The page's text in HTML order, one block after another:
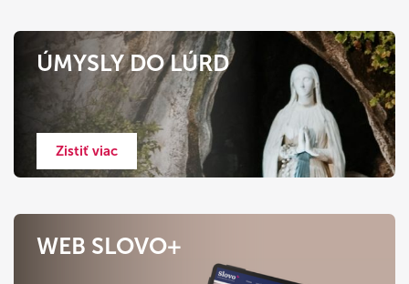
ÚMYSLY DO LÚRD
Zistiť viac
WEB SLOVO+